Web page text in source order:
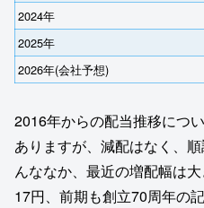
2024年
2025年
2026年(会社予想)
2016年からの配当推移につ
ありますが、減配はなく、
んななか、最近の増配幅は
17円、前期も創立70周年の